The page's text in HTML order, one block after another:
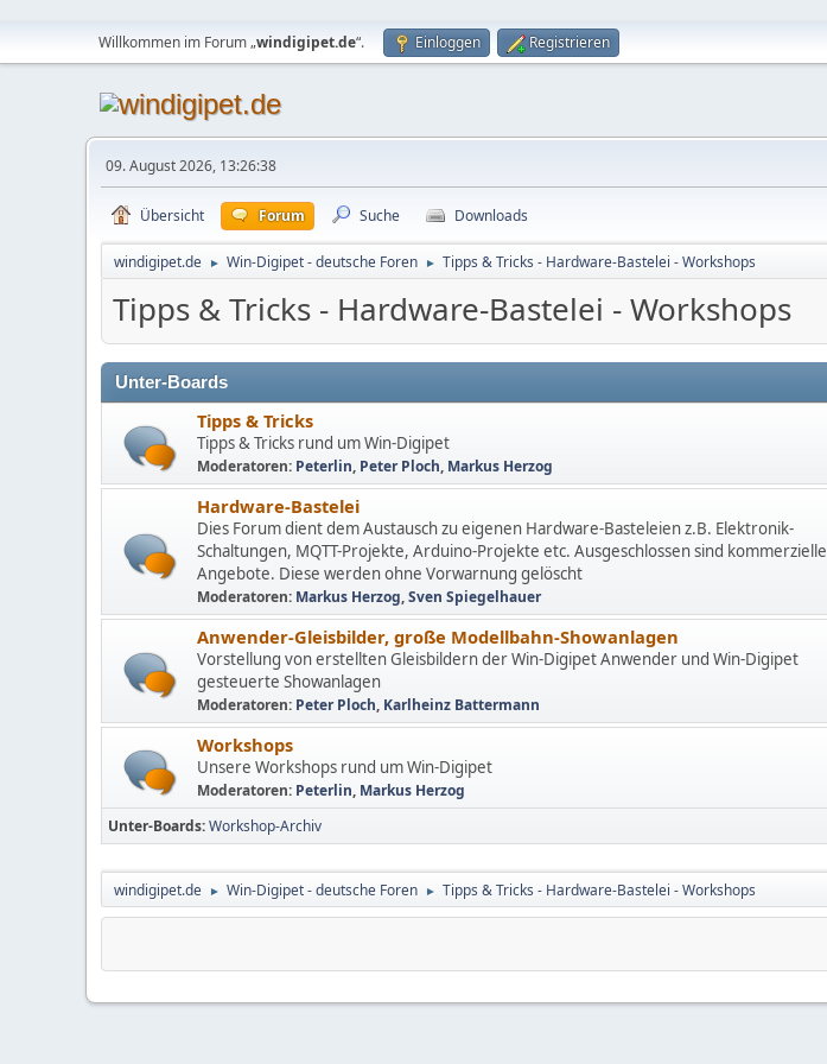
Willkommen im Forum „windigipet.de“. Einloggen Registrieren
09. August 2026, 13:26:38
Übersicht Forum Suche Downloads
windigipet.de ► Win-Digipet - deutsche Foren ► Tipps & Tricks - Hardware-Bastelei - Workshops
Tipps & Tricks - Hardware-Bastelei - Workshops
Unter-Boards
Tipps & Tricks
Tipps & Tricks rund um Win-Digipet
Moderatoren: Peterlin, Peter Ploch, Markus Herzog
Hardware-Bastelei
Dies Forum dient dem Austausch zu eigenen Hardware-Basteleien z.B. Elektronik-
Schaltungen, MQTT-Projekte, Arduino-Projekte etc. Ausgeschlossen sind kommerzielle
Angebote. Diese werden ohne Vorwarnung gelöscht
Moderatoren: Markus Herzog,Sven Spiegelhauer
Anwender-Gleisbilder, große Modellbahn-Showanlagen
Vorstellung von erstellten Gleisbildern der Win-Digipet Anwender und Win-Digipet
gesteuerte Showanlagen
Moderatoren: Peter Ploch, Karlheinz Battermann
Workshops
Unsere Workshops rund um Win-Digipet
Moderatoren: Peterlin, Markus Herzog
Unter-Boards Workshop-Archiv
windigipet.de ► Win-Digipet - deutsche Foren ► Tipps & Tricks - Hardware-Bastelei - Workshops